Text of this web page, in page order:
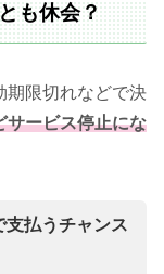
も休会？
期限切れなどで決
サービス停止にな
支払うチャンス